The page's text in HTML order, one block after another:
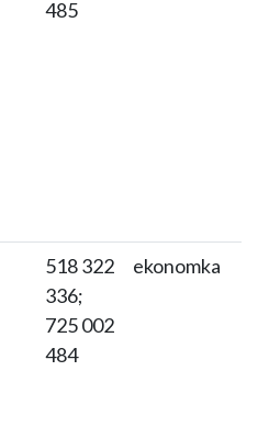
485
518 322
336;
725 002
484
ekonomka